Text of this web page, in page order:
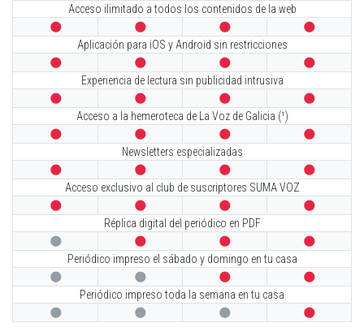
Acceso ilimitado a todos los contenidos de la web
   
Aplicación para iOS y Android sin restricciones
   
Experiencia de lectura sin publicidad intrusiva
   
Acceso a la hemeroteca de La Voz de Galicia (¹)
   
Newsletters especializadas
   
Acceso exclusivo al club de suscriptores SUMA VOZ
   
Réplica digital del periódico en PDF
   
Periódico impreso el sábado y domingo en tu casa
   
Periódico impreso toda la semana en tu casa
   